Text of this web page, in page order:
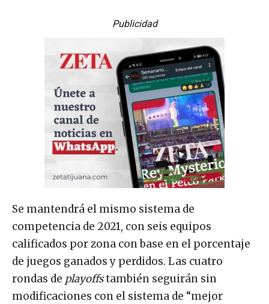
Publicidad
Se mantendrá el mismo sistema de
competencia de 2021, con seis equipos
calificados por zona con base en el porcentaje
de juegos ganados y perdidos. Las cuatro
rondas de playoffstambién seguirán sin
modificaciones con el sistema de “mejor